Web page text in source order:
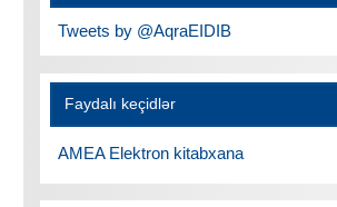
Tweets by @AqraEIDIB
Faydalı keçidlər
AMEA Elektron kitabxana